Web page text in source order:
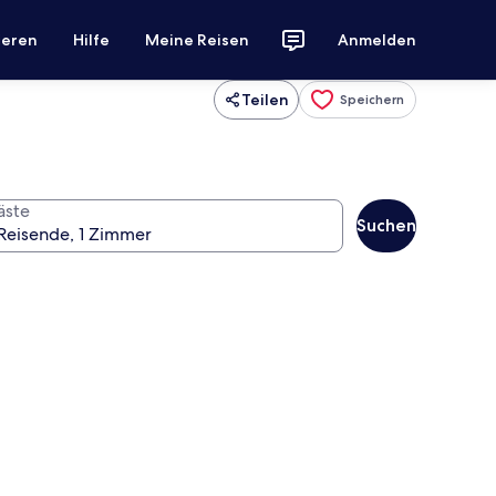
Hilfe Meine Reisen Anmelden
Teilen Speichern
Suchen